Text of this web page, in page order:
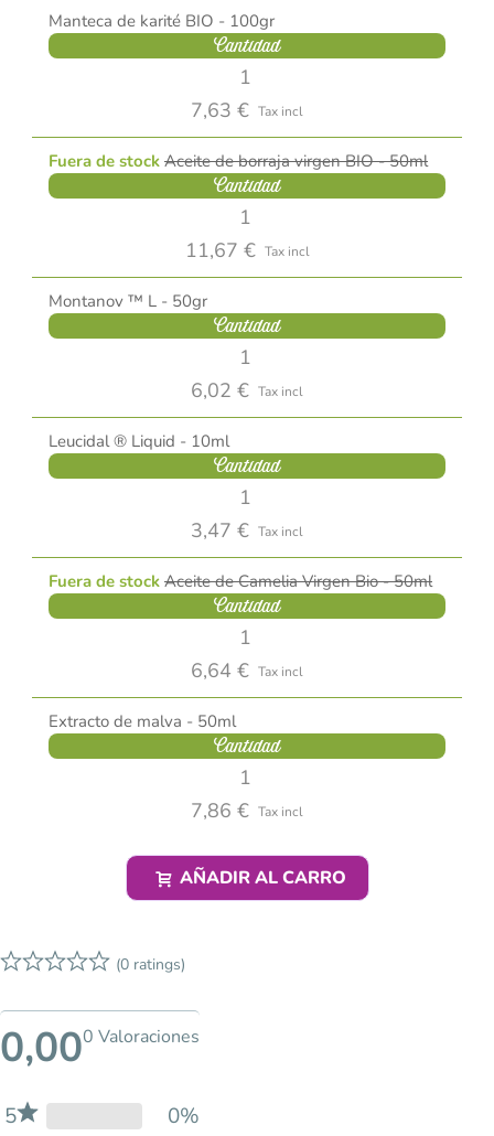
Manteca de karité BIO - 100gr
Cantidad
7,63 € Tax incl
Fuera de stock Aceite de borraja virgen BIO - 50ml
Cantidad
11,67 € Tax incl
Montanov ™ L - 50gr
Cantidad
6,02 € Tax incl
Leucidal ® Liquid - 10ml
Cantidad
3,47 € Tax incl
Fuera de stock Aceite de Camelia Virgen Bio - 50ml
Cantidad
6,64 € Tax incl
Extracto de malva - 50ml
Cantidad
7,86 € Tax incl
AÑADIR AL CARRO
(0 ratings)
0,000 Valoraciones
5 0%